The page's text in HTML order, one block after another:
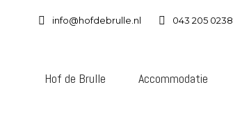
info@hofdebrulle.nl 043 205 0238
Hof de Brulle Accommodatie